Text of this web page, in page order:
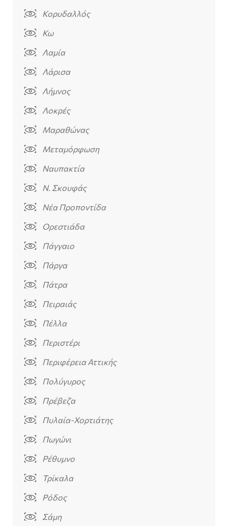
Κορυδαλλός
Κω
Λαμία
Λάρισα
Λήμνος
Λοκρές
Μαραθώνας
Μεταμόρφωση
Ναυπακτία
Ν. Σκουφάς
Νέα Προποντίδα
Ορεστιάδα
Πάγγαιο
Πάργα
Πάτρα
Πειραιάς
Πέλλα
Περιστέρι
Περιφέρεια Αττικής
Πολύγυρος
Πρέβεζα
Πυλαία-Χορτιάτης
Πωγώνι
Ρέθυμνο
Τρίκαλα
Ρόδος
Σάμη